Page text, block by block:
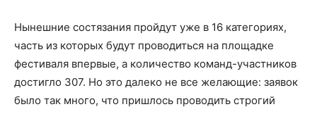
Нынешние состязания пройдут уже в 16 категориях,
часть из которых будут проводиться на площадке
фестиваля впервые, а количество команд-участников
достигло 307. Но это далеко не все желающие: заявок
было так много, что пришлось проводить строгий